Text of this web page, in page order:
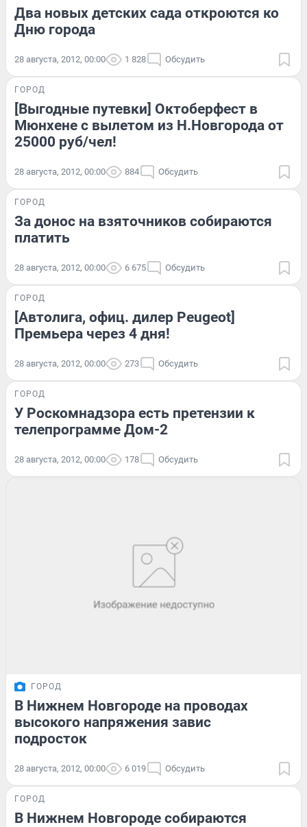
Два новых детских сада откроются ко
Дню города
28 августа, 2012, 00:00 1 828 Обсудить
ГОРОД
[Выгодные путевки] Октоберфест в
Мюнхене с вылетом из Н.Новгорода от
25000 руб/чел!
28 августа, 2012, 00:00 884 Обсудить
ГОРОД
За донос на взяточников собираются
платить
28 августа, 2012, 00:00 6 675 Обсудить
ГОРОД
[Автолига, офиц. дилер Peugeot]
Премьера через 4 дня!
28 августа, 2012, 00:00 273 Обсудить
ГОРОД
У Роскомнадзора есть претензии к
телепрограмме Дом-2
28 августа, 2012, 00:00 178 Обсудить
ГОРОД
В Нижнем Новгороде на проводах
высокого напряжения завис
подросток
28 августа, 2012, 00:00 6 019 Обсудить
ГОРОД
В Нижнем Новгороде собираются